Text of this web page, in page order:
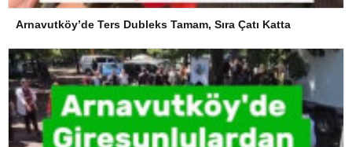
Arnavutköy’de Ters Dubleks Tamam, Sıra Çatı Katta